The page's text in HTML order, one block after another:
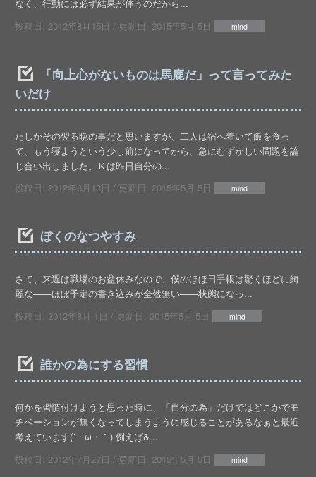
なく、行動には必ず結果が伴うのだから...
投稿日: 2012年8月15日 / 更新日: 2015年5月 5日 mind
「向上心がないものは馬鹿だ」って言ってみた
いだけ
たしかその翌る晩の事だと思いますが、二人は宿へ着いて飯を食っ
て、もう寝ようという少し前になってから、急にむずかしい問題を論
じ合い出しました。Ｋは昨日自分の...
投稿日: 2012年8月13日 / 更新日: 2015年5月 5日 mind
ぼくのなつやすみ
さて、来週は職場のお盆休みなので、僕のほぼ日手帳は驚くほどに綺
麗な——ほぼ予定の書き込みが全然無い——状態になっ...
投稿日: 2012年8月 1日 / 更新日: 2015年5月 5日 mind
誰かの為にする習慣
何かを習慣付けようと思った時に、「自分の為」だけではどこかでモ
チベーションが無くなってしまうように感じることがあるなぁと最近
考えています(´・ω・｀) 例えば&...
投稿日: 2012年7月27日 / 更新日: 2015年5月 5日 mind